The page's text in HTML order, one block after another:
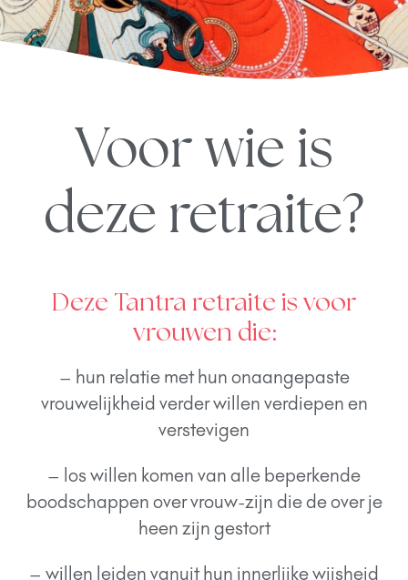
Voor wie is
deze retraite?
Deze Tantra retraite is voor
vrouwen die:
– hun relatie met hun onaangepaste
vrouwelijkheid verder willen verdiepen en
verstevigen
– los willen komen van alle beperkende
boodschappen over vrouw-zijn die de over je
heen zijn gestort
– willen leiden vanuit hun innerlijke wijsheid